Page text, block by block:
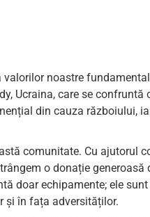
valorilor noastre
Ucraina, care se confruntă
din cauza războiului,
comunitate. Cu ajutorul
o donație generoasă
doar echipamente; ele
și în fața adversităților.